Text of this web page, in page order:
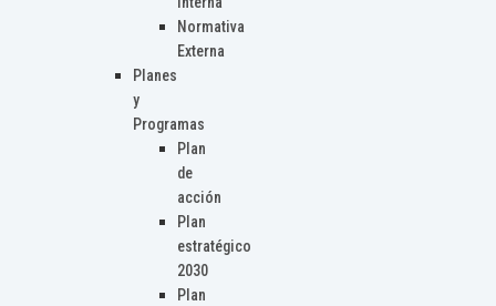
Normativa
Externa
Planes
y
Programas
Plan
de
acción
Plan
estratégico
2030
Plan